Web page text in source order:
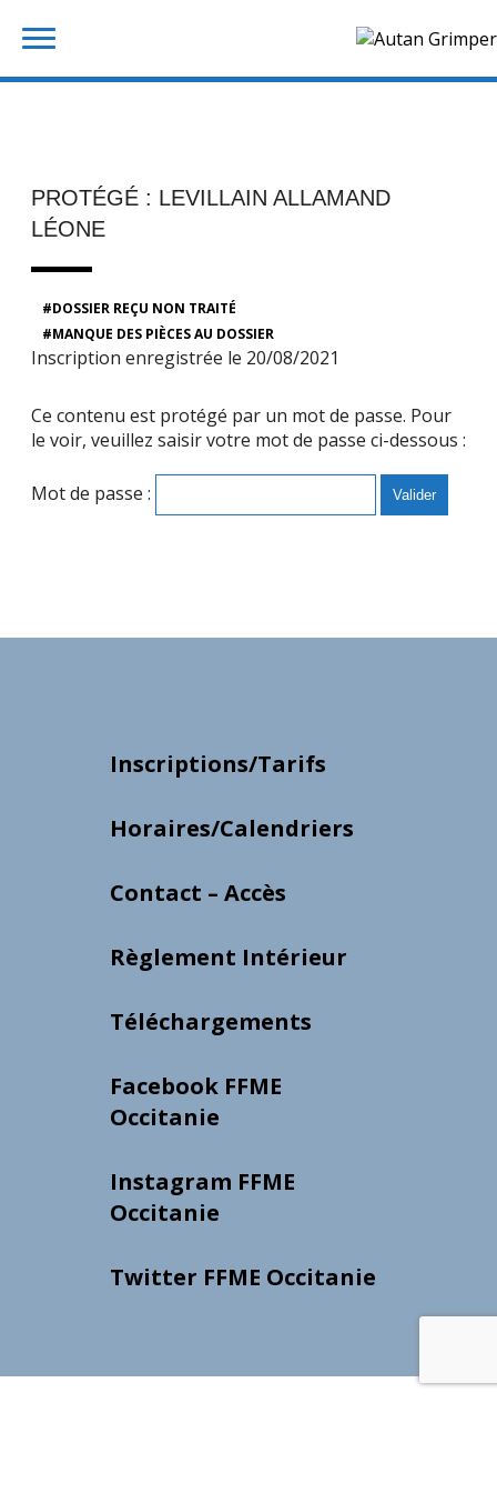
PROTÉGÉ : LEVILLAIN ALLAMAND
LÉONE
DOSSIER REÇU NON TRAITÉ
MANQUE DES PIÈCES AU DOSSIER
Inscription enregistrée le 20/08/2021
Ce contenu est protégé par un mot de passe. Pour
le voir, veuillez saisir votre mot de passe ci-dessous :
Mot de passe :
Inscriptions/Tarifs
Horaires/Calendriers
Contact – Accès
Règlement Intérieur
Téléchargements
Facebook FFME
Occitanie
Instagram FFME
Occitanie
Twitter FFME Occitanie